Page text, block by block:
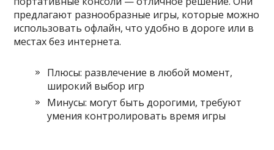
предлагают разнообразные игры, которые можно
использовать офлайн, что удобно в дороге или в
местах без интернета.
Плюсы: развлечение в любой момент,
широкий выбор игр
Минусы: могут быть дорогими, требуют
умения контролировать время игры